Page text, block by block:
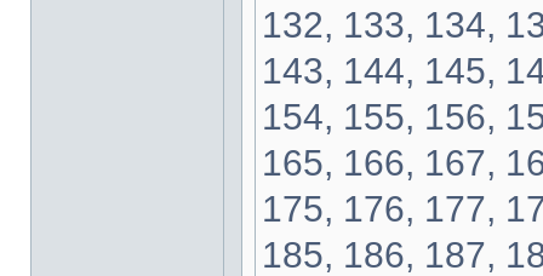
132, 133, 134,
143, 144, 145,
154, 155, 156,
165, 166, 167,
175, 176, 177,
185, 186, 187,